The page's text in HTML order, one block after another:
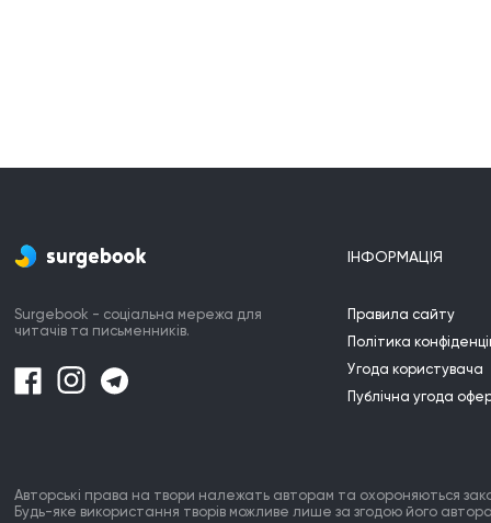
Surgebook - соціальна мережа для
читачів та письменників.
ІНФОРМАЦІЯ
Правила сайту
Політика
Угода користувача
Публічна угода
Авторські права на твори належать авторам та охороняються
Будь-яке використання творів можливе лише за згодою його